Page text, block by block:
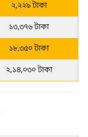
২,২২৯ টাকা
১৩,৩৭৬ টাকা
১৮,৩৫০ টাকা
২,১৪,০৩০ টাকা